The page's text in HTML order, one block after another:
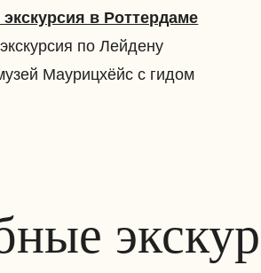
в Роттердаме
по Лейдену
Маурицхёйс с гидом